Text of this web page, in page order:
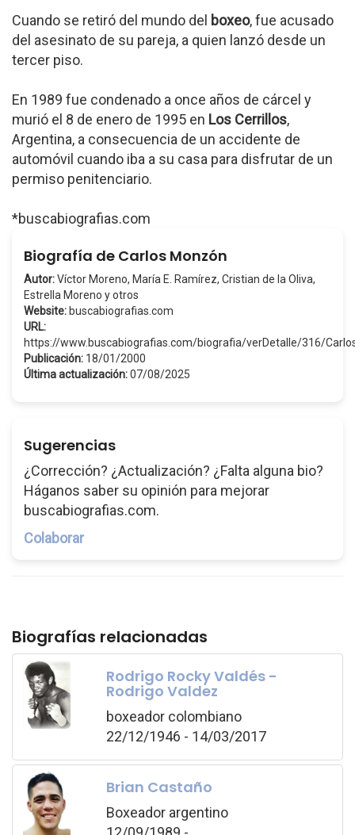
Cuando se retiró del mundo del boxeo, fue acusado
del asesinato de su pareja, a quien lanzó desde un
tercer piso.
En 1989 fue condenado a once años de cárcel y
murió el 8 de enero de 1995 en Los Cerrillos,
Argentina, a consecuencia de un accidente de
automóvil cuando iba a su casa para disfrutar de un
permiso penitenciario.
*buscabiografias.com
Biografía de Carlos Monzón
Autor:Víctor Moreno, María E. Ramírez, Cristian de la Oliva,
Estrella Moreno y otros
Website: buscabiografias.com
URL:
https://www.buscabiografias.com/biografia/verDetalle/316/
Publicación: 18/01/2000
Última actualización:07/08/2025
Sugerencias
¿Corrección? ¿Actualización? ¿Falta alguna bio?
Háganos saber su opinión para mejorar
buscabiografias.com.
Colaborar
Biografías relacionadas
Rodrigo Rocky Valdés -
Rodrigo Valdez
boxeador colombiano
22/12/1946 - 14/03/2017
Brian Castaño
Boxeador argentino